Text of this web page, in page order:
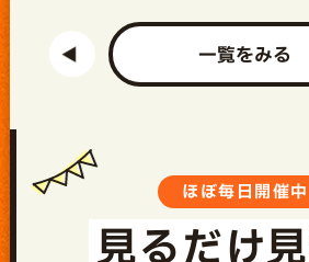
一覧をみる
ほぼ毎日開催中
見るだけ